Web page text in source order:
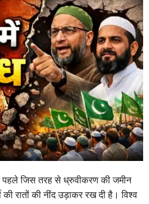
पहले जिस तरह से ध्रुवीकरण की जमीन
की रातों की नींद उड़ाकर रख दी है। विश्व